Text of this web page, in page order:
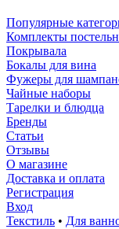
Популярные
Комплекты
Покрывала
Бокалы для вина
Фужеры для
Чайные наборы
Тарелки и блюдца
Бренды
Статьи
Отзывы
О магазине
Доставка и оплата
Регистрация
Вход
Текстиль • Для